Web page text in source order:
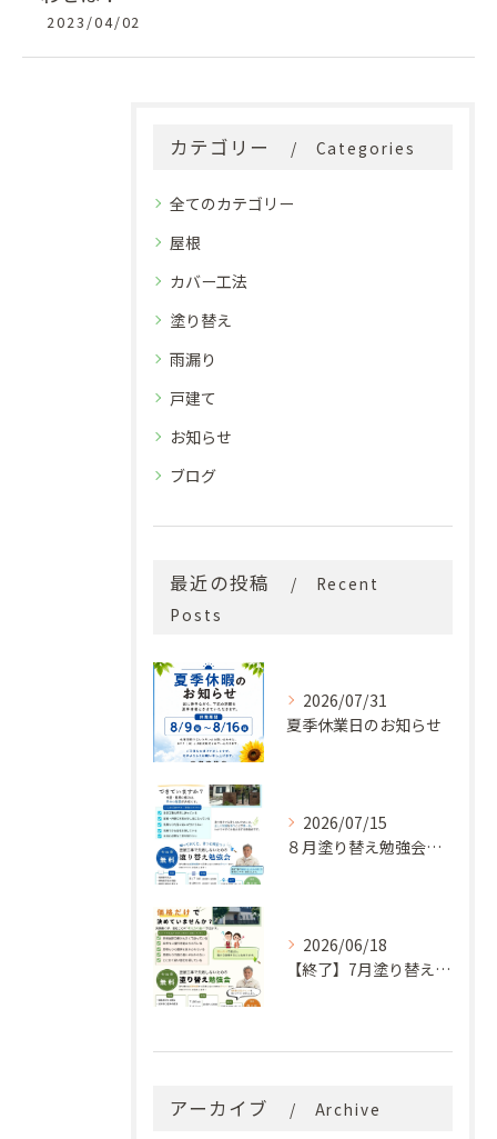
2023/04/02
カテゴリー Categories
全てのカテゴリー
屋根
カバー工法
塗り替え
雨漏り
戸建て
お知らせ
ブログ
最近の投稿
Recent
Posts
2026/07/31
夏季休業日のお知らせ
2026/07/15
８月塗り替え勉強会開催のお知らせ
2026/06/18
【終了】7月塗り替え勉強会のお知らせ
アーカイブ Archive